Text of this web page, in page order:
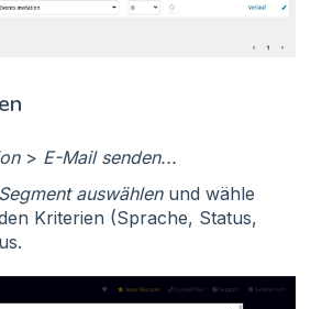
> E-Mail senden...
Segment auswählen und wähle
Kriterien (Sprache, Status,